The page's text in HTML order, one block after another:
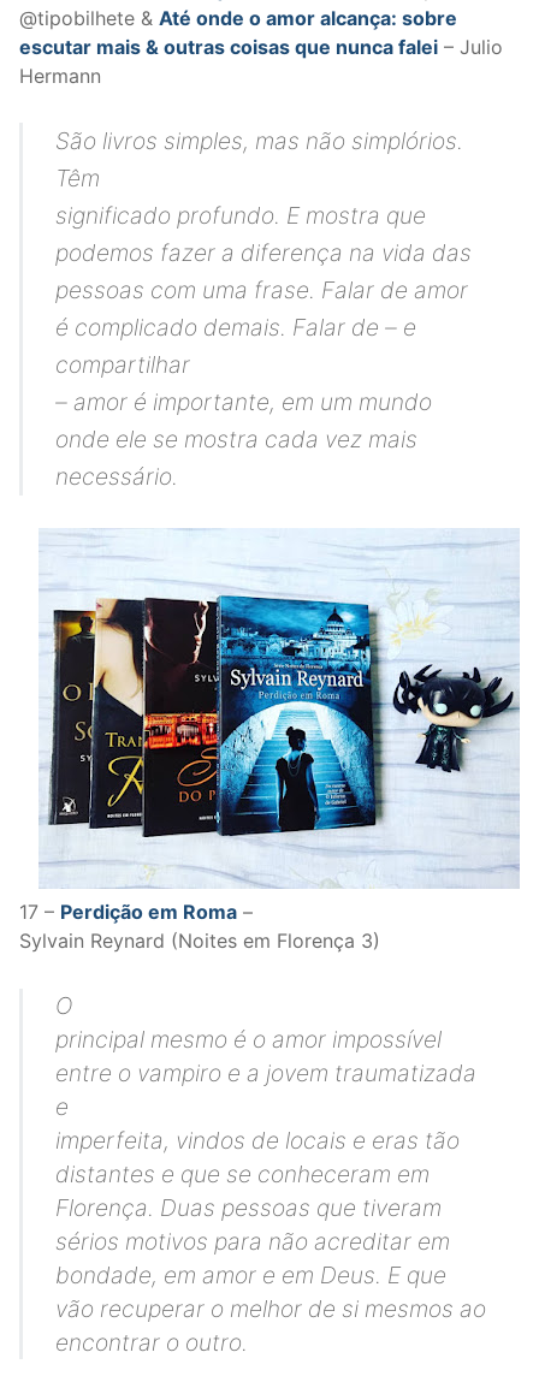
@tipobilhete & Até onde o amor alcança: sobre
escutar mais & outras coisas que nunca falei – Julio
Hermann
São livros simples, mas não simplórios.
Têm
significado profundo. E mostra que
podemos fazer a diferença na vida das
pessoas com uma frase. Falar de amor
é complicado demais. Falar de – e
compartilhar
– amor é importante, em um mundo
onde ele se mostra cada vez mais
necessário.
17 – Perdição em Roma –
Sylvain Reynard (Noites em Florença 3)
O
principal mesmo é o amor impossível
entre o vampiro e a jovem traumatizada
e
imperfeita, vindos de locais e eras tão
distantes e que se conheceram em
Florença. Duas pessoas que tiveram
sérios motivos para não acreditar em
bondade, em amor e em Deus. E que
vão recuperar o melhor de si mesmos ao
encontrar o outro.